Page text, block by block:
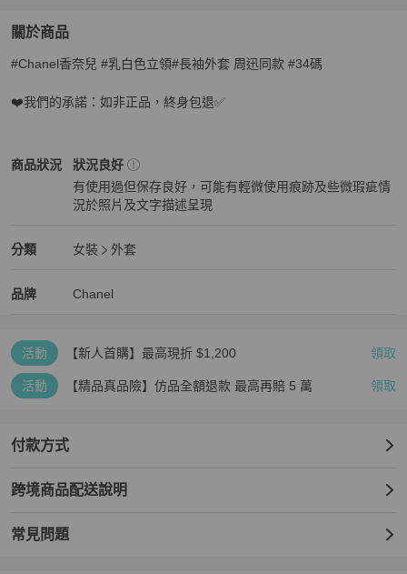
關於商品
關於Chanel香奈兒 乳白色立領長袖外套 周迅同款 34碼
#Chanel香奈兒 #乳白色立領#長袖外套 周迅同款 #34碼
❤️我們的承諾：如非正品，終身包退✅
商品狀況
Chanel女裝商品狀態與細節
狀況良好
有使用過但保存良好，可能有輕微使用痕跡及些微瑕疵情
況於照片及文字描述呈現
分類
Chanel 女裝分類資訊
女裝
外套
品牌
Chanel 精品女裝品牌介紹
Chanel
Chanel 推薦清單
活動 【新人首購】最高現折 $1,200 領取
活動 【精品真品險】仿品全額退款 最高再賠 5 萬 領取
付款方式
跨境商品配送說明
常見問題